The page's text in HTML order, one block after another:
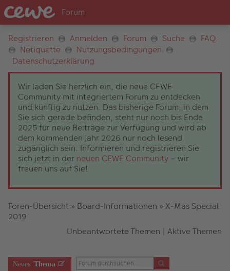
Registrieren Anmelden Forum Suche
FAQ
Netiquette
Nutzungsbedingungen
Datenschutzerklärung
Wir laden Sie herzlich ein, die neue CEWE
Community mit integriertem Forum zu entdecken
und künftig zu nutzen. Das bisherige Forum, in dem
Sie sich gerade befinden, steht nur noch bis Ende
2025 für neue Beiträge zur Verfügung und wird ab
dem kommenden Jahr 2026 nur noch lesend
zugänglich sein. Informieren und registrieren Sie
sich jetzt in der neuen CEWE Community – wir
freuen uns auf Sie!
Foren-Übersicht » Board-Informationen » X-Mas Special
2019
Unbeantwortete Themen | Aktive Themen
Neues Thema